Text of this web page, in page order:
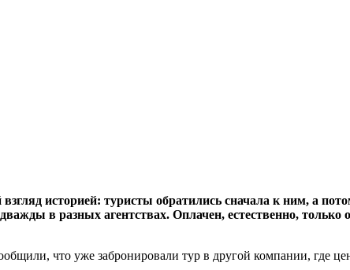
историей: туристы обратились сначала к ним, а
в разных агентствах. Оплачен, естественно, только
что уже забронировали тур в другой компании, где